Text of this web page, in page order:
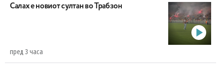
Салах е новиот султан во Трабзон
пред 3 часа